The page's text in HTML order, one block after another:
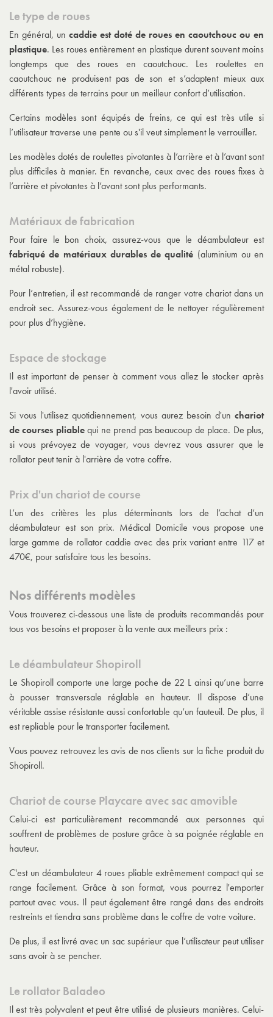
Le type de roues
En général, un caddie est doté de roues en caoutchouc ou en
plastique. Les roues entièrement en plastique durent souvent moins
longtemps que des roues en caoutchouc. Les roulettes en
caoutchouc ne produisent pas de son et s’adaptent mieux aux
différents types de terrains pour un meilleur confort d’utilisation.
Certains modèles sont équipés de freins, ce qui est très utile si
l’utilisateur traverse une pente ou s'il veut simplement le verrouiller.
Les modèles dotés de roulettes pivotantes à l’arrière et à l’avant sont
plus difficiles à manier. En revanche, ceux avec des roues fixes à
l’arrière et pivotantes à l’avant sont plus performants.
Matériaux de fabrication
Pour faire le bon choix, assurez-vous que le déambulateur est
fabriqué de matériaux durables de qualité (aluminium ou en
métal robuste).
Pour l’entretien, il est recommandé de ranger votre chariot dans un
endroit sec. Assurez-vous également de le nettoyer régulièrement
pour plus d’hygiène.
Espace de stockage
Il est important de penser à comment vous allez le stocker après
l'avoir utilisé.
Si vous l'utilisez quotidiennement, vous aurez besoin d'un chariot
de courses pliablequi ne prend pas beaucoup de place. De plus,
si vous prévoyez de voyager, vous devrez vous assurer que le
rollator peut tenir à l'arrière de votre coffre.
Prix d'un chariot de course
L’un des critères les plus déterminants lors de l’achat d’un
déambulateur est son prix. Médical Domicile vous propose une
large gamme de rollator caddie avec des prix variant entre 117 et
470€, pour satisfaire tous les besoins.
Nos différents modèles
Vous trouverez ci-dessous une liste de produits recommandés pour
tous vos besoins et proposer à la vente aux meilleurs prix :
Le déambulateur Shopiroll
Le Shopiroll comporte une large poche de 22 L ainsi qu’une barre
à pousser transversale réglable en hauteur. Il dispose d’une
véritable assise résistante aussi confortable qu’un fauteuil. De plus, il
est repliable pour le transporter facilement.
Vous pouvez retrouvez les avis de nos clients sur la fiche produit du
Shopiroll.
Chariot de course Playcare avec sac amovible
Celui-ci est particulièrement recommandé aux personnes qui
souffrent de problèmes de posture grâce à sa poignée réglable en
hauteur.
C'est undéambulateur 4 roues pliable extrêmement compact qui se
range facilement. Grâce à son format, vous pourrez l'emporter
partout avec vous. Il peut également être rangé dans des endroits
restreints et tiendra sans problème dans le coffre de votre voiture.
De plus, il est livré avec un sac supérieur que l’utilisateur peut utiliser
sans avoir à se pencher.
Le rollator Baladeo
Il est très polyvalent et peut être utilisé de plusieurs manières. Celui-